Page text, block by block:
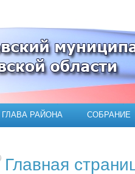
ГЛАВА РАЙОНА СОБРАНИЕ
Главная